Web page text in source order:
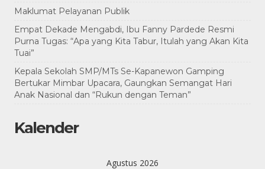
Maklumat Pelayanan Publik
Empat Dekade Mengabdi, Ibu Fanny Pardede Resmi
Purna Tugas: “Apa yang Kita Tabur, Itulah yang Akan Kita
Tuai”
Kepala Sekolah SMP/MTs Se-Kapanewon Gamping
Bertukar Mimbar Upacara, Gaungkan Semangat Hari
Anak Nasional dan “Rukun dengan Teman”
Kalender
Agustus 2026